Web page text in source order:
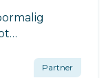
Partner